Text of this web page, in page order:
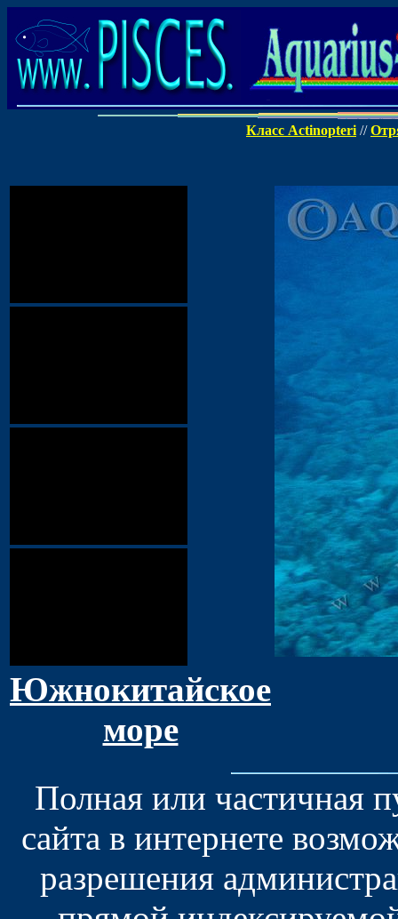
Класс Actinopteri //
Южнокитайское
море
Полная или частичная
сайта в интернете
разрешения